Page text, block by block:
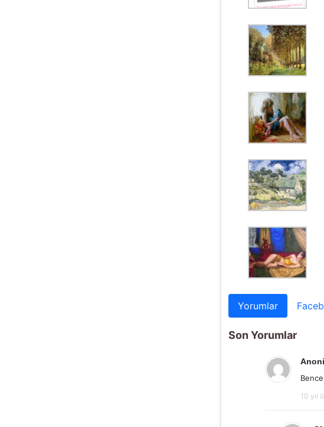
Yorumlar
Son Yorumlar
10 yıl